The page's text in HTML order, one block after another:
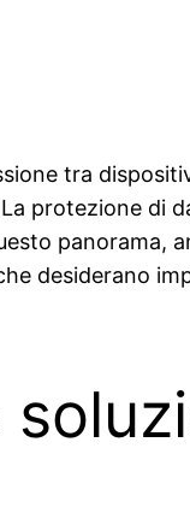
tra
protezione di
panorama,
desiderano